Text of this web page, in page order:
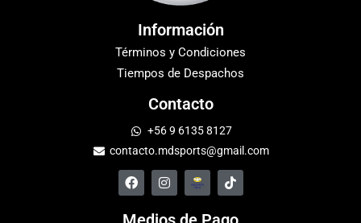
Información
Términos y Condiciones
Tiempos de Despachos
Contacto
+56 9 6135 8127
contacto.mdsports@gmail.com